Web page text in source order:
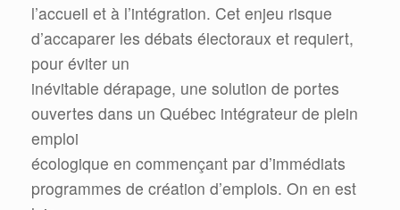
l’accueil et à l’intégration. Cet enjeu risque
d’accaparer les débats électoraux et requiert,
pour éviter un
inévitable dérapage, une solution de portes
ouvertes dans un Québec intégrateur de plein
emploi
écologique en commençant par d’immédiats
programmes de création d’emplois. On en est